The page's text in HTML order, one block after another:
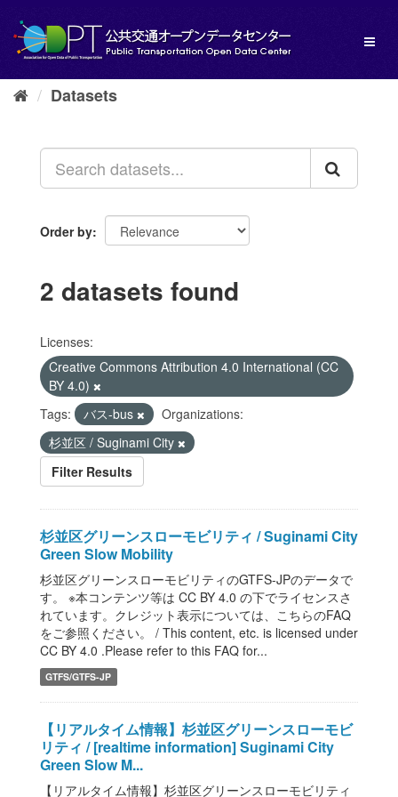
content
Datasets
Order by
2 datasets found
Licenses:
Creative Commons Attribution 4.0 International (CC
BY 4.0)
Tags:
バス-bus
Organizations:
杉並区 / Suginami City
Filter Results
杉並区グリーンスローモビリティ / Suginami City
Green Slow Mobility
杉並区グリーンスローモビリティのGTFS-JPのデータで
す。 ※本コンテンツ等は CC BY 4.0 の下でライセンスさ
れています。クレジット表示については、こちらのFAQ
をご参照ください。 / This content, etc. is licensed under
CC BY 4.0 .Please refer to this FAQ for...
GTFS/GTFS-JP
【リアルタイム情報】杉並区グリーンスローモビ
リティ / [realtime information] Suginami City
Green Slow M...
【リアルタイム情報】杉並区グリーンスローモビリティ